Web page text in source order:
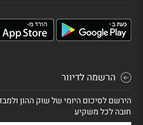
הרשמה לדיוור
הירשם לסיכום היומי של שוק ההון
חובה לכל משקיע